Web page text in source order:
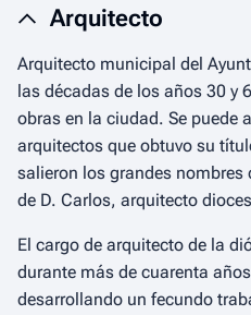
Arquitecto
Arquitecto municipal del
las décadas de los años 30 y
obras en la ciudad. Se puede
arquitectos que obtuvo su
salieron los grandes nombres
de D. Carlos, arquitecto
El cargo de arquitecto de la
durante más de cuarenta
desarrollando un fecundo